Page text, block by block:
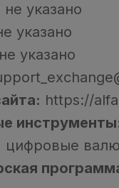
не указано
указано
не указано
https://
цифровые